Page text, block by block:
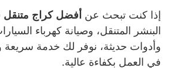
إذا كنت تبحث عن أفضل كراج متنقل
البنشر المتنقل، وصيانة كهرباء
وأدوات حديثة، نوفر لك خدمة سريعة
في العمل بكفاءة عالية.